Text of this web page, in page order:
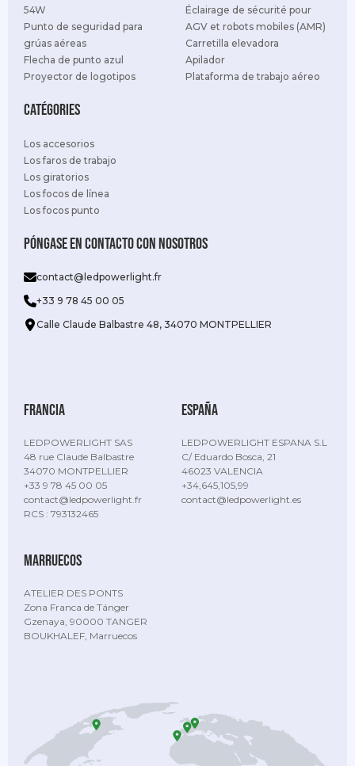
54W
Punto de seguridad para
grúas aéreas
Flecha de punto azul
Proyector de logotipos
Catégories
Los accesorios
Los faros de trabajo
Los giratorios
Los focos de línea
Los focos punto
Éclairage de sécurité pour
AGV et robots mobiles (AMR)
Carretilla elevadora
Apilador
Plataforma de trabajo aéreo
Póngase en contacto con nosotros
contact@ledpowerlight.fr
+33 9 78 45 00 05
Calle Claude Balbastre 48, 34070 MONTPELLIER
Francia
LEDPOWERLIGHT SAS
48 rue Claude Balbastre
34070 MONTPELLIER
+33 9 78 45 00 05
contact@ledpowerlight.fr
RCS : 793132465
España
LEDPOWERLIGHT ESPANA S.L
C/ Eduardo Bosca, 21
46023 VALENCIA
+34,645,105,99
contact@ledpowerlight.es
Marruecos
ATELIER DES PONTS
Zona Franca de Tánger
Gzenaya, 90000 TANGER
BOUKHALEF, Marruecos